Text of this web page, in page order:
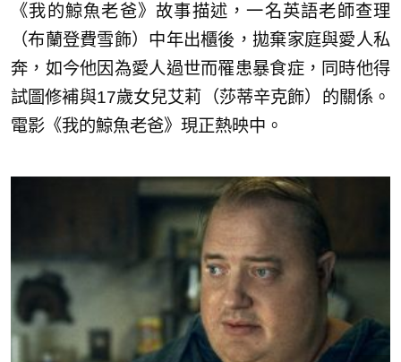
《我的鯨魚老爸》故事描述，一名英語老師查理
（布蘭登費雪飾）中年出櫃後，拋棄家庭與愛人私
奔，如今他因為愛人過世而罹患暴食症，同時他得
試圖修補與17歲女兒艾莉（莎蒂辛克飾）的關係。
電影《我的鯨魚老爸》現正熱映中。